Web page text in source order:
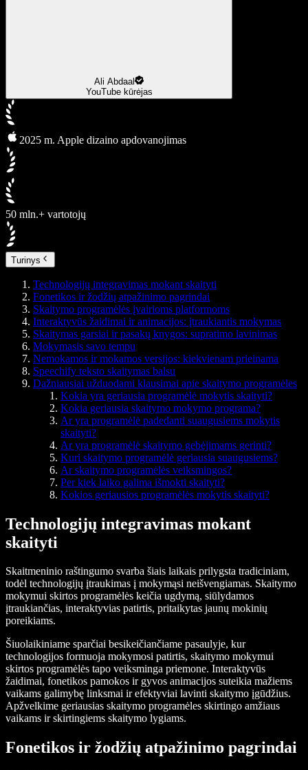
Ali Abdaal
YouTube kūrėjas
2025 m. Apple dizaino apdovanojimas
50 mln.+ vartotojų
Turinys
Technologijų integravimas mokant skaityti
Fonetikos ir žodžių atpažinimo pagrindai
Skaitymo programėlės įvairioms platformoms
Interaktyvūs žaidimai ir animacijos: įtraukiantis mokymas
Skaitymas garsiai ir pasakų knygos: supratimo lavinimas
Mokymasis savo tempu
Nemokamos ir mokamos versijos: kiekvienam prieinama
Speechify teksto skaitymas balsu
Dažniausiai užduodami klausimai apie skaitymo programėles
Kokia yra geriausia programėlė mokytis skaityti?
Kokia geriausia skaitymo mokymo programa?
Ar yra programėlė padedanti suaugusiems mokytis
skaityti?
Ar yra programėlė skaitymo gebėjimams gerinti?
Kuri skaitymo programėlė geriausia suaugusiems?
Ar skaitymo programėlės veiksmingos?
Per kiek laiko galima išmokti skaityti?
Kokios geriausios programėlės mokytis skaityti?
Technologijų integravimas mokant
skaityti
Skaitmeninio raštingumo svarba šiais laikais prilygsta tradiciniam,
todėl technologijų įtraukimas į mokymąsi neišvengiamas. Skaitymo
mokymui skirtos programėlės keičia ugdymą, siūlydamos
įtraukiančias, interaktyvias patirtis, pritaikytas jaunų mokinių
poreikiams.
Šiuolaikiniame sparčiai besikeičiančiame pasaulyje, kur
technologijos formuoja mokymosi patirtis, skaitymo mokymui
skirtos programėlės tapo veiksminga priemone. Interaktyvūs
žaidimai, fonetikos pamokos ir gyvos animacijos suteikia mažiems
vaikams galimybę linksmai ir efektyviai lavinti skaitymo įgūdžius.
Apžvelkime geriausias skaitymo programėles skirtingo amžiaus
vaikams ir skirtingiems skaitymo lygiams.
Fonetikos ir žodžių atpažinimo pagrindai